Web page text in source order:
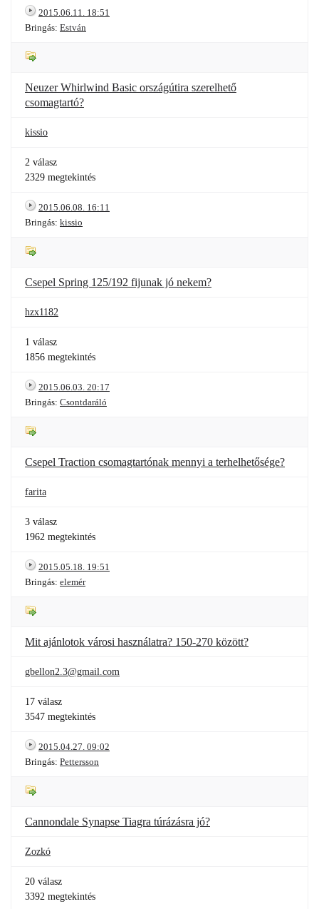
2015.06.11. 18:51
Bringás: Estván
Neuzer Whirlwind Basic országútira szerelhető
csomagtartó?
kissio
2 válasz
2329 megtekintés
2015.06.08. 16:11
Bringás: kissio
Csepel Spring 125/192 fijunak jó nekem?
hzx1182
1 válasz
1856 megtekintés
2015.06.03. 20:17
Bringás: Csontdaráló
Csepel Traction csomagtartónak mennyi a terhelhetősége?
farita
3 válasz
1962 megtekintés
2015.05.18. 19:51
Bringás: elemér
Mit ajánlotok városi használatra? 150-270 között?
gbellon2.3@gmail.com
17 válasz
3547 megtekintés
2015.04.27. 09:02
Bringás: Pettersson
Cannondale Synapse Tiagra túrázásra jó?
Zozkó
20 válasz
3392 megtekintés